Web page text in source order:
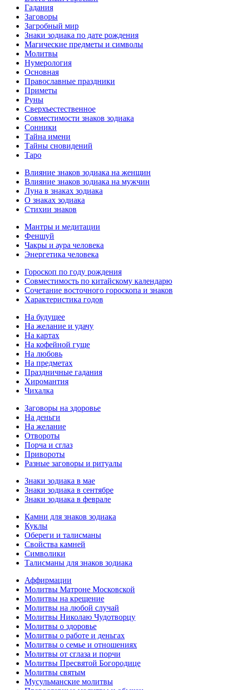
Гадания
Заговоры
Загробный мир
Знаки зодиака по дате рождения
Магические предметы и символы
Молитвы
Нумерология
Основная
Православные праздники
Приметы
Руны
Сверхъестественное
Совместимости знаков зодиака
Сонники
Тайна имени
Тайны сновидений
Таро
Влияние знаков зодиака на женщин
Влияние знаков зодиака на мужчин
Луна в знаках зодиака
О знаках зодиака
Стихии знаков
Мантры и медитации
Феншуй
Чакры и аура человека
Энергетика человека
Гороскоп по году рождения
Совместимость по китайскому календарю
Сочетание восточного гороскопа и знаков
Характеристика годов
На будущее
На желание и удачу
На картах
На кофейной гуще
На любовь
На предметах
Праздничные гадания
Хиромантия
Чихалка
Заговоры на здоровье
На деньги
На желание
Отвороты
Порча и сглаз
Привороты
Разные заговоры и ритуалы
Знаки зодиака в мае
Знаки зодиака в сентябре
Знаки зодиака в феврале
Камни для знаков зодиака
Куклы
Обереги и талисманы
Свойства камней
Символики
Талисманы для знаков зодиака
Аффирмации
Молитвы Матроне Московской
Молитвы на крещение
Молитвы на любой случай
Молитвы Николаю Чудотворцу
Молитвы о здоровье
Молитвы о работе и деньгах
Молитвы о семье и отношениях
Молитвы от сглаза и порчи
Молитвы Пресвятой Богородице
Молитвы святым
Мусульманские молитвы